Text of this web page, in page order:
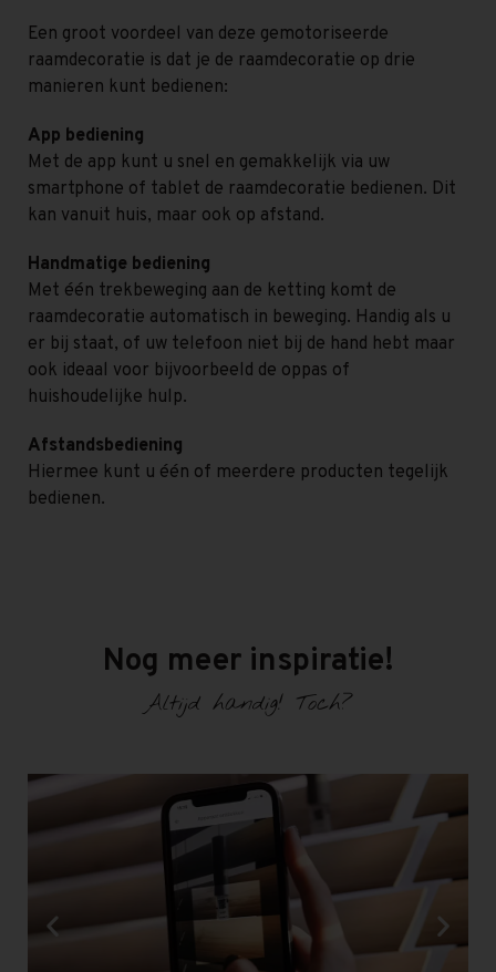
Een groot voordeel van deze gemotoriseerde
raamdecoratie is dat je de raamdecoratie op drie
manieren kunt bedienen:
App bediening
Met de app kunt u snel en gemakkelijk via uw
smartphone of tablet de raamdecoratie bedienen. Dit
kan vanuit huis, maar ook op afstand.
Handmatige bediening
Met één trekbeweging aan de ketting komt de
raamdecoratie automatisch in beweging. Handig als u
er bij staat, of uw telefoon niet bij de hand hebt maar
ook ideaal voor bijvoorbeeld de oppas of
huishoudelijke hulp.
Afstandsbediening
Hiermee kunt u één of meerdere producten tegelijk
bedienen.
Nog meer inspiratie!
Altijd handig! Toch?